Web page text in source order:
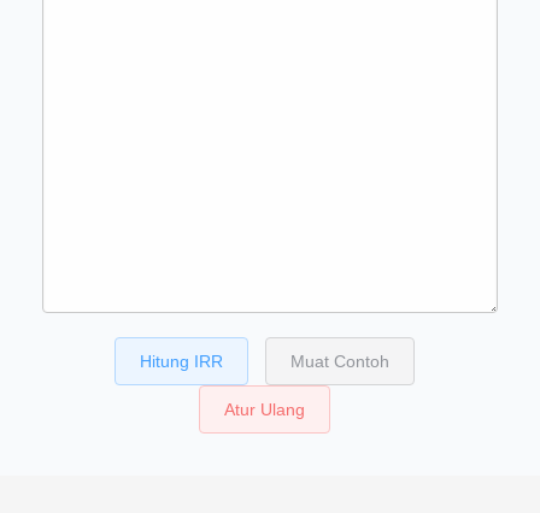
Hitung IRR Muat Contoh
Atur Ulang